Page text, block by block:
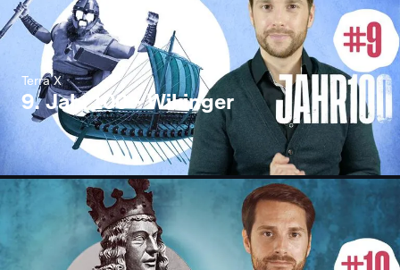
Terra X
9. Jahr100 - Wikinger